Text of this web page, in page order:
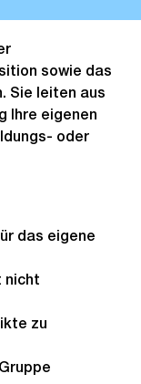
sowie das
Sie leiten aus
Ihre eigenen
oder
das eigene
nicht
zu